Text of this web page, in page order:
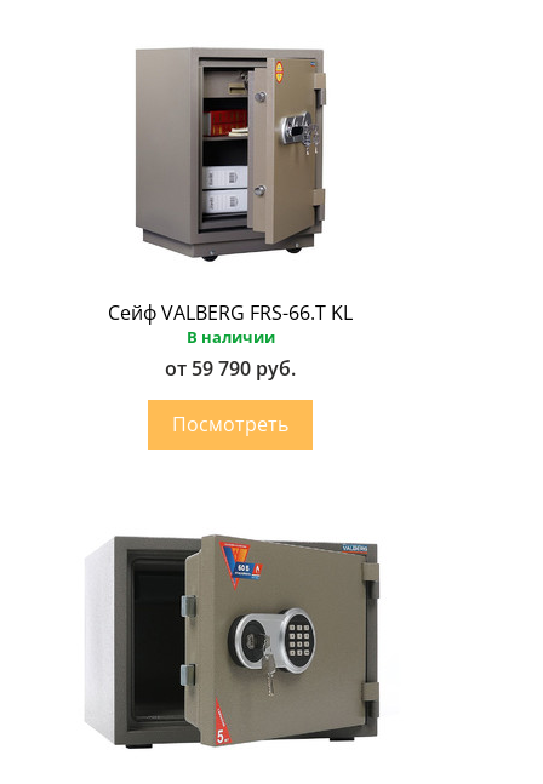
Сейф VALBERG FRS-66.Т KL
В наличии
от 59 790 руб.